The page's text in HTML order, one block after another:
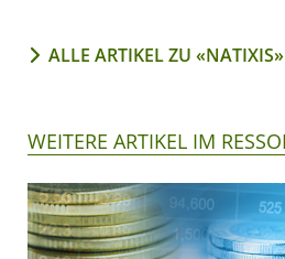
ALLE ARTIKEL ZU «NATIXIS»
WEITERE ARTIKEL IM